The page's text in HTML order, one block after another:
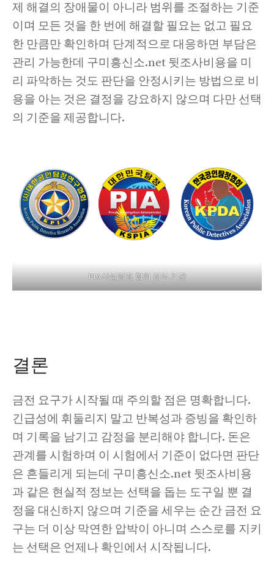
제 해결의 장애물이 아니라 범위를 조절하는 기준
이며 모든 것을 한 번에 해결할 필요는 없고 필요
한 만큼만 확인하며 단계적으로 대응하면 부담은
관리 가능한데 구미흥신소.net 뒷조사비용을 미
리 파악하는 것도 판단을 안정시키는 방법으로 비
용을 아는 것은 결정을 강요하지 않으며 다만 선택
의 기준을 제공합니다.
PIA사설탐정 협회 정식 기관
결론
금전 요구가 시작될 때 주의할 점은 명확합니다.
긴급성에 휘둘리지 말고 반복성과 증빙을 확인하
며 기록을 남기고 감정을 분리해야 합니다. 돈은
관계를 시험하며 이 시험에서 기준이 없다면 판단
은 흔들리게 되는데 구미흥신소.net 뒷조사비용
과 같은 현실적 정보는 선택을 돕는 도구일 뿐 결
정을 대신하지 않으며 기준을 세우는 순간 금전 요
구는 더 이상 막연한 압박이 아니며 스스로를 지키
는 선택은 언제나 확인에서 시작됩니다.